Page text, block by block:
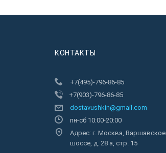
КОНТАКТЫ
+7(495)-796-86-85
+7(903)-796-86-85
dostavushkin@gmail.com
пн-сб 10:00-20:00
Адрес: г. Москва, Варшавское
шоссе, д. 28 а, стр. 15